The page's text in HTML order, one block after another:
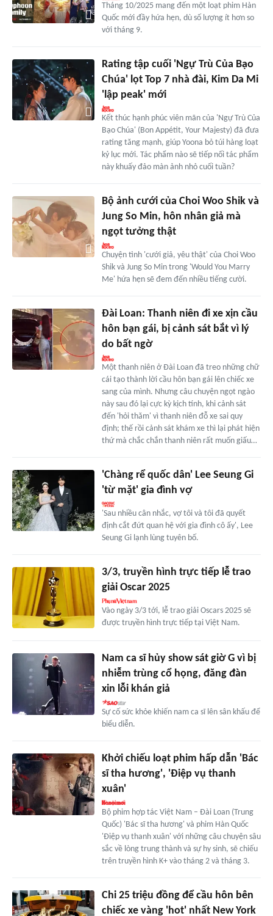
Tháng 10/2025 mang đến một loạt phim Hàn
Quốc mới đầy hứa hẹn, dù số lượng ít hơn so
với tháng 9.
Rating tập cuối 'Ngự Trù Của Bạo
Chúa' lọt Top 7 nhà đài, Kim Da Mi
'lập peak' mới
Kết thúc hạnh phúc viên mãn của 'Ngự Trù Của
Bạo Chúa' (Bon Appétit, Your Majesty) đã đưa
rating tăng mạnh, giúp Yoona bỏ túi hàng loạt
kỷ lục mới. Tác phẩm nào sẽ tiếp nối tác phẩm
này khuấy đảo màn ảnh nhỏ cuối tuần?
Bộ ảnh cưới của Choi Woo Shik và
Jung So Min, hôn nhân giả mà
ngọt tưởng thật
Chuyện tình 'cưới giả, yêu thật' của Choi Woo
Shik và Jung So Min trong 'Would You Marry
Me' hứa hẹn sẽ đem đến nhiều tiếng cười.
Đài Loan: Thanh niên đi xe xịn cầu
hôn bạn gái, bị cảnh sát bắt vì lý
do bất ngờ
Một thanh niên ở Đài Loan đã treo những chữ
cái tạo thành lời cầu hôn bạn gái lên chiếc xe
sang của mình. Nhưng câu chuyện ngọt ngào
này sau đó lại cực kỳ kịch tính, khi cảnh sát
đến 'hỏi thăm' vì thanh niên đỗ xe sai quy
định; thế rồi cảnh sát khám xe thì lại phát hiện
thứ mà chắc chắn thanh niên rất muốn giấu…
'Chàng rể quốc dân' Lee Seung Gi
'từ mặt' gia đình vợ
'Sau nhiều cân nhắc, vợ tôi và tôi đã quyết
định cắt đứt quan hệ với gia đình cô ấy', Lee
Seung Gi lạnh lùng tuyên bố.
3/3, truyền hình trực tiếp lễ trao
giải Oscar 2025
Vào ngày 3/3 tới, lễ trao giải Oscars 2025 sẽ
được truyền hình trực tiếp tại Việt Nam.
Nam ca sĩ hủy show sát giờ G vì bị
nhiễm trùng cổ họng, đăng đàn
xin lỗi khán giả
Sự cố sức khỏe khiến nam ca sĩ lên sân khấu để
biểu diễn.
Khởi chiếu loạt phim hấp dẫn 'Bác
sĩ tha hương', 'Điệp vụ thanh
xuân'
Bộ phim hợp tác Việt Nam – Đài Loan (Trung
Quốc) 'Bác sĩ tha hương' và phim Hàn Quốc
'Điệp vụ thanh xuân' với những câu chuyện sâu
sắc về lòng trung thành và sự hy sinh, sẽ chiếu
trên truyền hình K+ vào tháng 2 và tháng 3.
Chi 25 triệu đồng để cầu hôn bên
chiếc xe vàng 'hot' nhất New York